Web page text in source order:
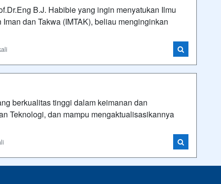
B.J. Habibie yang ingin menyatukan Ilmu
dan Takwa (IMTAK), beliau menginginkan
berkualitas tinggi dalam keimanan dan
Teknologi, dan mampu mengaktualisasikannya